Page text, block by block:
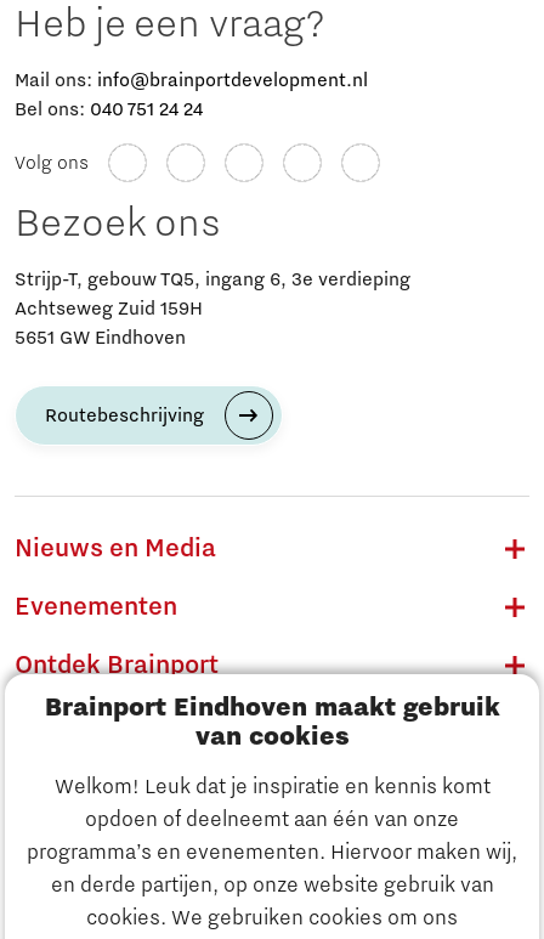
Brainport Eindhoven maakt gebruik
van cookies
Welkom! Leuk dat je inspiratie en kennis komt
opdoen of deelneemt aan één van onze
programma’s en evenementen. Hiervoor maken wij,
en derde partijen, op onze website gebruik van
cookies. We gebruiken cookies om ons
Ontdek Brainport
Heb je een vraag?
Mail ons: info@brainportdevelopment.nl
Bel ons: 040 751 24 24
Volg ons
Bezoek ons
Strijp-T, gebouw TQ5, ingang 6, 3e verdieping
Achtseweg Zuid 159H
5651 GW Eindhoven
Routebeschrijving
Nieuws en Media
Evenementen
Ontdek Brainport
Innovatie
Ondernemen
Onderwijs
Maatschappelijk